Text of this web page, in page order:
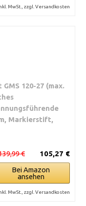
MwSt., zzgl. Versandkosten
120-27 (max.
Markierstift,
105,27 €
€
Bei Amazon
ansehen
MwSt., zzgl. Versandkosten